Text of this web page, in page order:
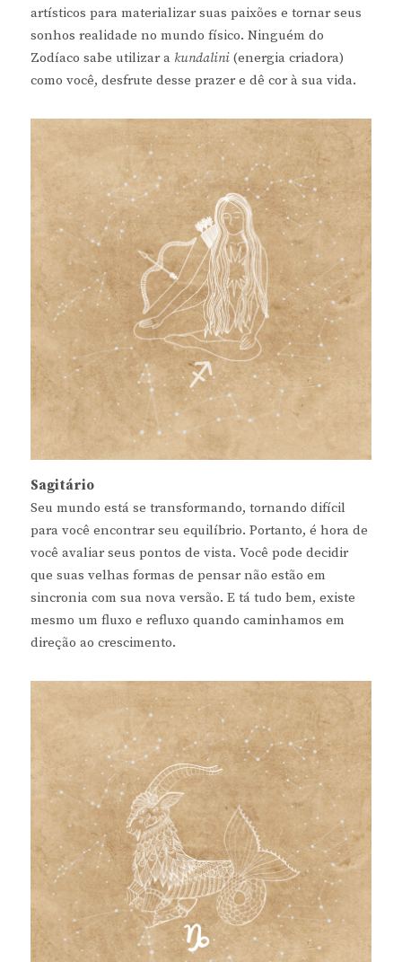
artísticos para materializar suas paixões e tornar seus
sonhos realidade no mundo físico. Ninguém do
Zodíaco sabe utilizar a kundalini(energia criadora)
como você, desfrute desse prazer e dê cor à sua vida.
Sagitário
Seu mundo está se transformando, tornando difícil
para você encontrar seu equilíbrio. Portanto, é hora de
você avaliar seus pontos de vista. Você pode decidir
que suas velhas formas de pensar não estão em
sincronia com sua nova versão. E tá tudo bem, existe
mesmo um fluxo e refluxo quando caminhamos em
direção ao crescimento.